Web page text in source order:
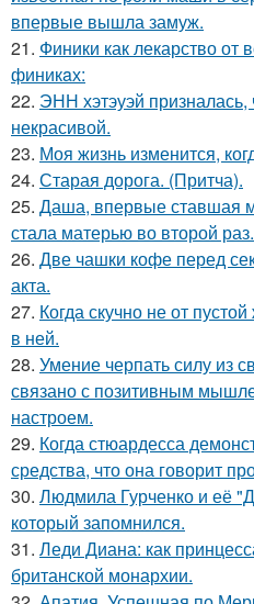
впервые вышла замуж.
21. Финики как лекарство от
финикaх:
22. ЭНН хэтэуэй призналась,
некрасивой.
23. Моя жизнь изменится,
24. Старая дорога. (Притча).
25. Даша, впервые ставшая
стала матерью во второй раз.
26. Две чашки кофе перед
акта.
27. Когда скучно не от
в ней.
28. Умение черпать силу из
связано с позитивным
настроем.
29. Когда стюардесса
средства, что она говорит
30. Людмила Гурченко и её
который запомнился.
31. Леди Диана: как
британской монархии.